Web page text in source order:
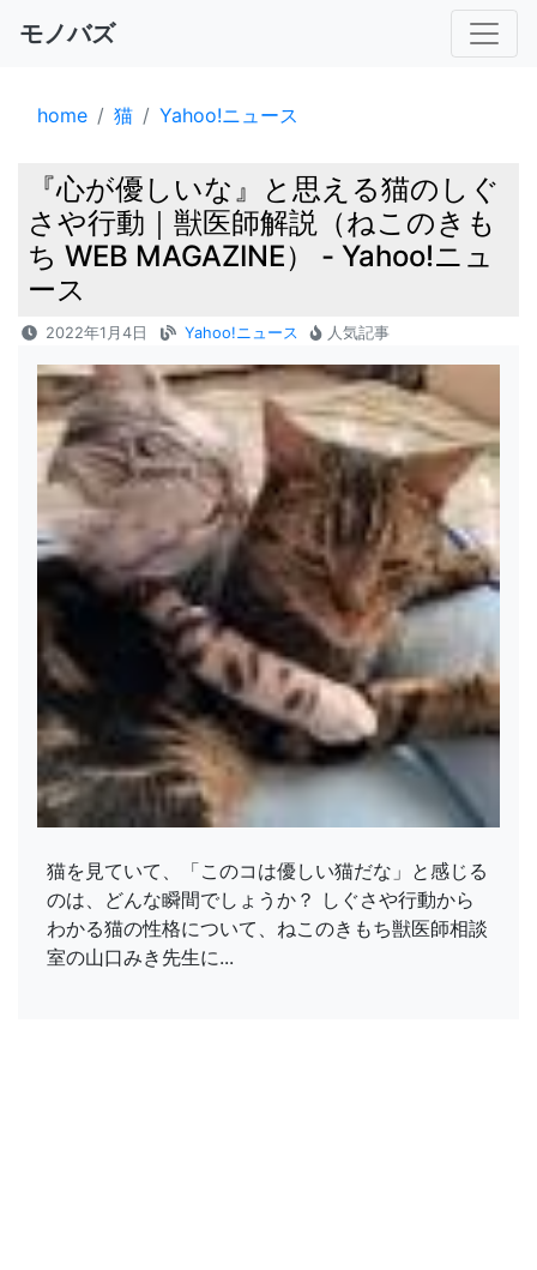
モノバズ
home 猫 Yahoo!ニュース
『心が優しいな』と思える猫のしぐ
さや行動｜獣医師解説（ねこのきも
ち WEB MAGAZINE） - Yahoo!ニュ
ース
2022年1月4日 Yahoo!ニュース 人気記事
猫を見ていて、「このコは優しい猫だな」と感じる
のは、どんな瞬間でしょうか？ しぐさや行動から
わかる猫の性格について、ねこのきもち獣医師相談
室の山口みき先生に...